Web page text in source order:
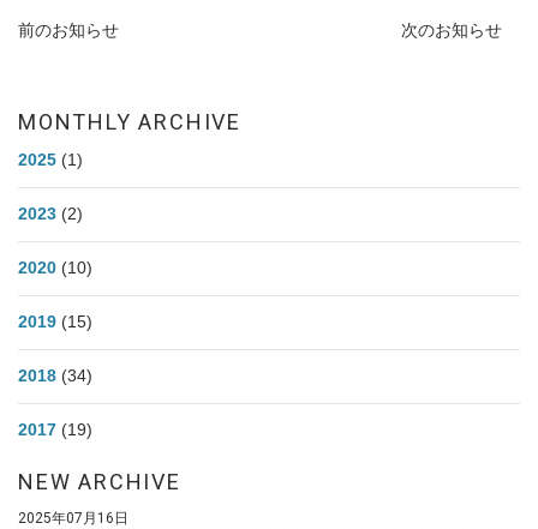
前のお知らせ 次のお知らせ
MONTHLY ARCHIVE
2025 (1)
2023 (2)
2020 (10)
2019 (15)
2018 (34)
2017 (19)
NEW ARCHIVE
2025年07月16日